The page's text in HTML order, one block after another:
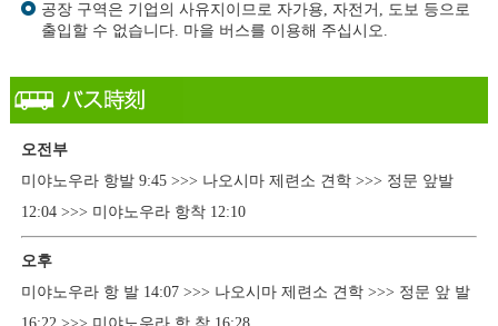
공장 구역은 기업의 사유지이므로 자가용, 자전거, 도보 등으로
출입할 수 없습니다. 마을 버스를 이용해 주십시오.
오전부
미야노우라 항발 9:45 >>> 나오시마 제련소 견학 >>> 정문 앞발
12:04 >>> 미야노우라 항착 12:10
오후
미야노우라 항 발 14:07 >>> 나오시마 제련소 견학 >>> 정문 앞 발